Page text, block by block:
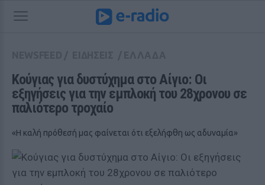
Κούγιας για δυστύχημα στο Αίγιο: Οι
εξηγήσεις για την εμπλοκή του 28χρονου σε
παλιότερο τροχαίο
«Η καλή πρόθεσή μας φαίνεται ότι εξελήφθη ως αδυναμία»